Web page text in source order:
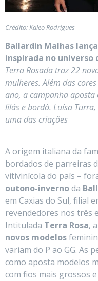
Crédito: Kaleo Rodrigues
Ballardin Malhas
inspirada no universo
Terra Rosada traz 22
mulheres. Além das
ano, a campanha
lilás e bordô. Luísa
uma das criações
A origem italiana da
bordados de parreiras
vitivinícola do país –
outono-invernoda
em Caxias do Sul, filial
revendedores nos três
Intitulada Terra Rosa,
novos modelos
variam do P ao GG. As
como aposta modelos
com fios mais grossos